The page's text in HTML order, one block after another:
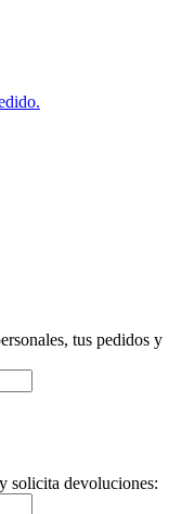
tus pedidos y
solicita devoluciones: